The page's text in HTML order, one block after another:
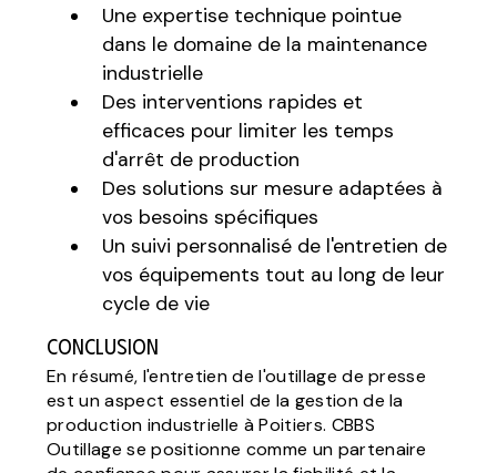
Une expertise technique pointue
dans le domaine de la maintenance
industrielle
Des interventions rapides et
efficaces pour limiter les temps
d'arrêt de production
Des solutions sur mesure adaptées à
vos besoins spécifiques
Un suivi personnalisé de l'entretien de
vos équipements tout au long de leur
cycle de vie
Conclusion
En résumé, l'entretien de l'outillage de presse
est un aspect essentiel de la gestion de la
production industrielle à Poitiers. CBBS
Outillage se positionne comme un partenaire